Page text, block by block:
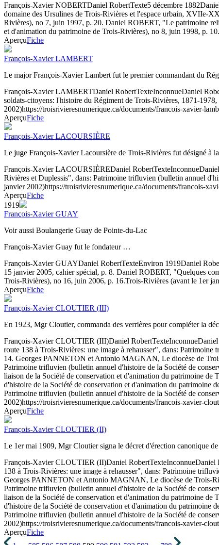
François-Xavier NOBERTDaniel RobertTexte5 décembre 1882
domaine des Ursulines de Trois-Rivières et l'espace urbain, XVIIe-
Rivières), no 7, juin 1997, p. 20. Daniel ROBERT, "Le patrimoine
et d'animation du patrimoine de Trois-Rivières), no 8, juin 1998, p. 10.
AperçuFiche
François-Xavier LAMBERT
Le major François-Xavier Lambert fut le premier commandant du
François-Xavier LAMBERTDaniel RobertTexteInconnueDaniel
soldats-citoyens: l'histoire du Régiment de Trois-Rivières, 1871-
2002)https://troisrivieresnumerique.ca/documents/francois-xavier-
AperçuFiche
François-Xavier LACOURSIÈRE
Le juge François-Xavier Lacoursière de Trois-Rivières fut désigné à
François-Xavier LACOURSIÈREDaniel RobertTexteInconnue
Rivières et Duplessis", dans: Patrimoine trifluvien (bulletin annuel
janvier 2002)https://troisrivieresnumerique.ca/documents/francois-
AperçuFiche
1919
François-Xavier GUAY
Voir aussi Boulangerie Guay de Pointe-du-Lac
François-Xavier Guay fut le fondateur …
François-Xavier GUAYDaniel RobertTexteEnviron 1919Daniel
15 janvier 2005, cahier spécial, p. 8. Daniel ROBERT, "Quelques
Trois-Rivières), no 16, juin 2006, p. 16.Trois-Rivières (avant le 1er
AperçuFiche
François-Xavier CLOUTIER (III)
En 1923, Mgr Cloutier, commanda des verrières pour compléter la
François-Xavier CLOUTIER (III)Daniel RobertTexteInconnueDaniel
route 138 à Trois-Rivières: une image à rehausser", dans:
14. Georges PANNETON et Antonio MAGNAN, Le diocèse de
Patrimoine trifluvien (bulletin annuel d'histoire de la Société de
liaison de la Société de conservation et d'animation du patrimoine
d'histoire de la Société de conservation et d'animation du
Patrimoine trifluvien (bulletin annuel d'histoire de la Société de
2002)https://troisrivieresnumerique.ca/documents/francois-xavier-
AperçuFiche
François-Xavier CLOUTIER (II)
Le 1er mai 1909, Mgr Cloutier signa le décret d'érection canonique
François-Xavier CLOUTIER (II)Daniel RobertTexteInconnueDaniel
138 à Trois-Rivières: une image à rehausser", dans: Patrimoine
Georges PANNETON et Antonio MAGNAN, Le diocèse de Trois-
Patrimoine trifluvien (bulletin annuel d'histoire de la Société de
liaison de la Société de conservation et d'animation du patrimoine
d'histoire de la Société de conservation et d'animation du
Patrimoine trifluvien (bulletin annuel d'histoire de la Société de
2002)https://troisrivieresnumerique.ca/documents/francois-xavier-
AperçuFiche